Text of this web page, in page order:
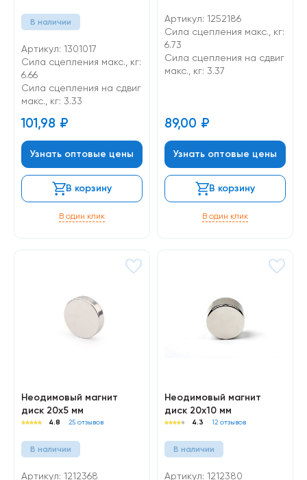
В наличии
Артикул: 1301017
Сила сцепления макс., кг:
6.66
Cила сцепления на сдвиг
макс., кг: 3.33
101,98 ₽
Узнать оптовые цены
В корзину
В один клик
Артикул: 1252186
Сила сцепления макс., кг:
6.73
Cила сцепления на сдвиг
макс., кг: 3.37
89,00 ₽
Узнать оптовые цены
В корзину
В один клик
Неодимовый магнит
диск 20х5 мм
4.8 25 отзывов
В наличии
Артикул: 1212368
Неодимовый магнит
диск 20х10 мм
4.3 12 отзывов
В наличии
Артикул: 1212380